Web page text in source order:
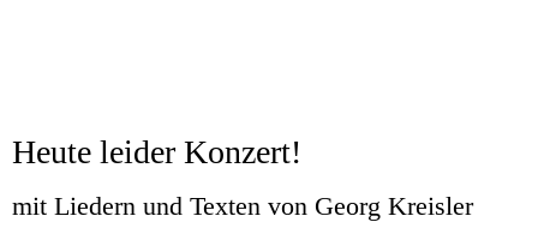
Heute leider Konzert!
mit Liedern und Texten von Georg Kreisler